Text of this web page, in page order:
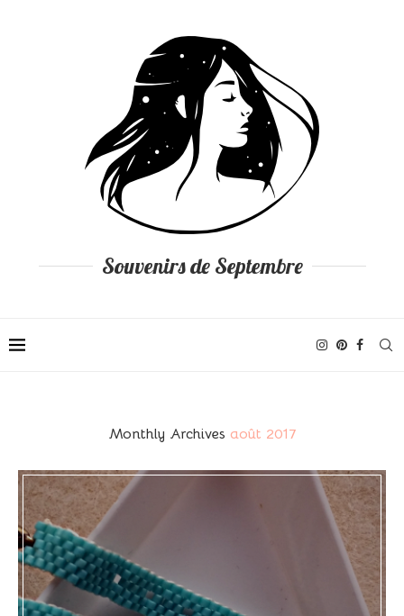
Souvenirs de Septembre
Monthly Archives août 2017